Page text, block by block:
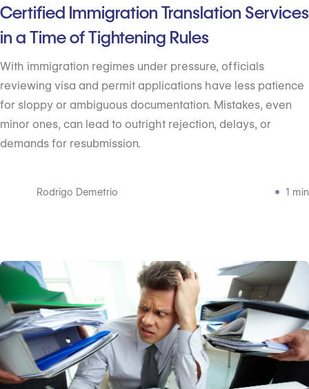
Certified Immigration Translation Services
in a Time of Tightening Rules
With immigration regimes under pressure, officials
reviewing visa and permit applications have less patience
for sloppy or ambiguous documentation. Mistakes, even
minor ones, can lead to outright rejection, delays, or
demands for resubmission.
Rodrigo Demetrio 1 min